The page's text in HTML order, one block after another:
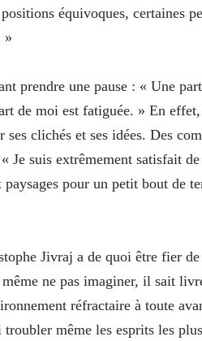
équivoques, certaines
»
prendre une pause : « Une
de moi est fatiguée. » En
clichés et ses idées. Des
Je suis extrêmement satisfait
pour un petit bout de
Jivraj a de quoi être fier
ne pas imaginer, il sait
réfractaire à toute
même les esprits les